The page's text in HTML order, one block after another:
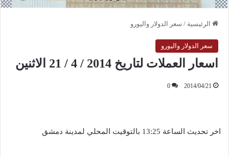
الرئيسية / سعر الدولار واليورو
سعر الدولار واليورو
اسعار العملات لتاريخ 2014 / 4 / 21 الاثنين
2014/04/21
0
اخر تحديث الساعة 13:25 بالتوقيت المحلي لمدينة دمشق